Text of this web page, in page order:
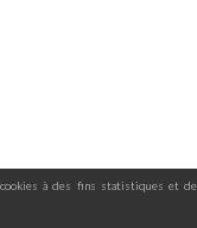
à des fins statistiques et de